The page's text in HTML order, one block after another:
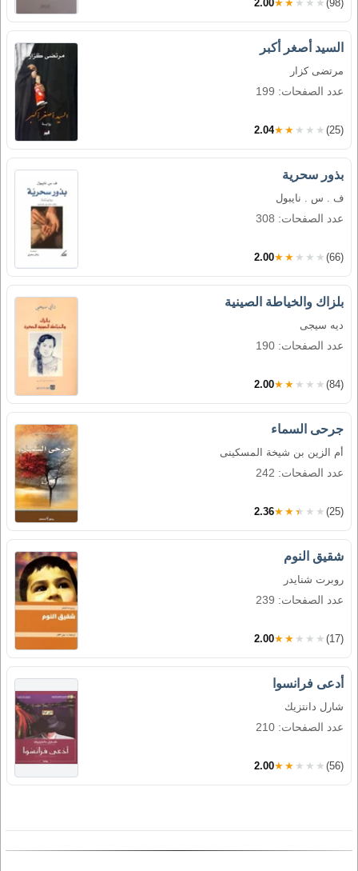
2.00★★★★★ (98)
السيد أصغر أكبر
مرتضى كزار
عدد الصفحات: 199
2.04★★★★★ (25)
بذور سحرية
ف . س . نايبول
عدد الصفحات: 308
2.00★★★★★ (66)
بلزاك والخياطة الصينية
ديه سيجى
عدد الصفحات: 190
2.00★★★★★ (84)
جرحى السماء
أم الزين بن شيخة المسكينى
عدد الصفحات: 242
2.36★★★★★ (25)
شقيق النوم
روبرت شنايدر
عدد الصفحات: 239
2.00★★★★★ (17)
أدعى فرانسوا
شارل دانتزيك
عدد الصفحات: 210
2.00★★★★★ (56)